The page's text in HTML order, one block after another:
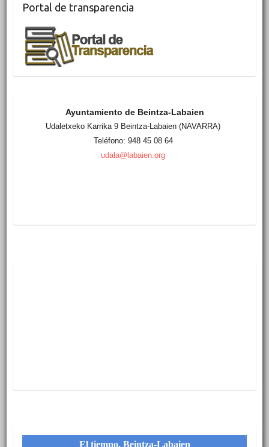
Portal de transparencia
Ayuntamiento de Beintza-Labaien
Udaletxeko Karrika 9 Beintza-Labaien (NAVARRA)
Teléfono: 948 45 08 64
udala@labaien.org